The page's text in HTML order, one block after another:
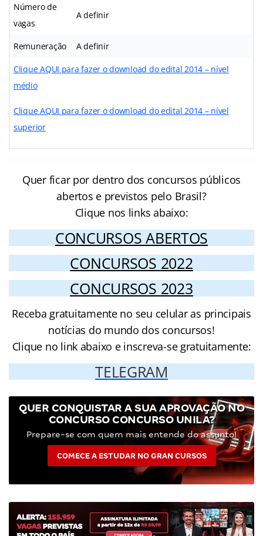
Número de
vagas
A definir
Remuneração A definir
Clique AQUI para fazer o download do edital 2014 – nível
médio
Clique AQUI para fazer o download do edital 2014 – nível
superior
Quer ficar por dentro dos concursos públicos
abertos e previstos pelo Brasil?
Clique nos links abaixo:
CONCURSOS ABERTOS
CONCURSOS 2022
CONCURSOS 2023
Receba gratuitamente no seu celular as principais
notícias do mundo dos concursos!
Clique no link abaixo e inscreva-se gratuitamente:
TELEGRAM
QUER CONQUISTAR A SUA APROVAÇÃO NO
CONCURSO CONCURSO UNILA?
Prepare-se com quem mais entende do assunto!
COMECE A ESTUDAR NO GRAN CURSOS